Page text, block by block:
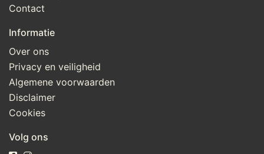
Contact
Informatie
Over ons
Privacy en veiligheid
Algemene voorwaarden
Disclaimer
Cookies
Volg ons